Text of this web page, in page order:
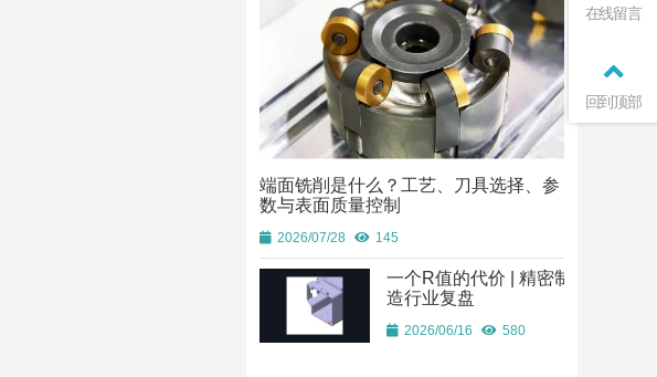
端面铣削是什么？工艺、刀具选择、参
数与表面质量控制
2026/07/28 145
一个R值的代价 | 精密制
造行业复盘
2026/06/16 580
在线留言
回到顶部